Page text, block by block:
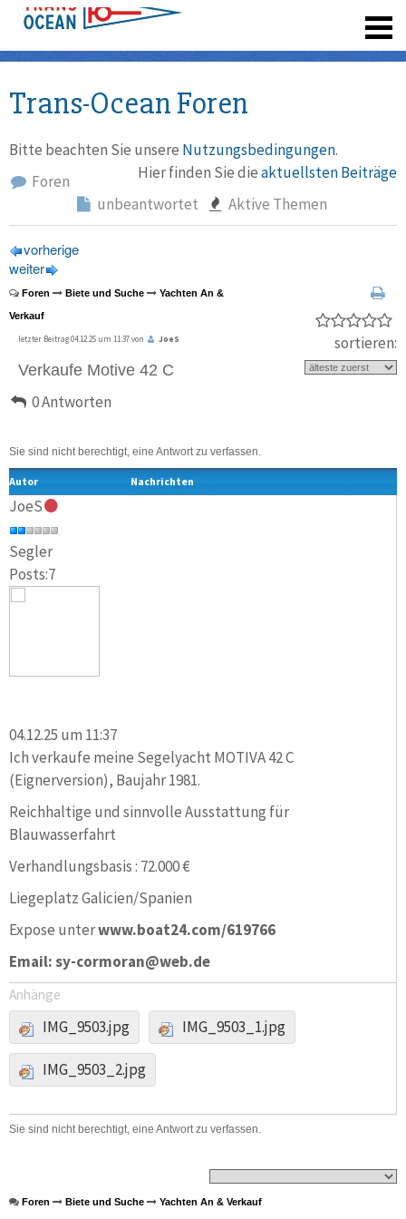
Trans-Ocean Foren
Bitte beachten Sie unsere Nutzungsbedingungen.
Hier finden Sie dieaktuellsten Beiträge
Foren
unbeantwortet
Aktive Themen
vorherige
weiter
Foren Biete und Suche Yachten An &
Verkauf
letzter Beitrag 04.12.25 um 11:37 von JoeS
Verkaufe Motive 42 C
0 Antworten
sortieren:
Sie sind nicht berechtigt, eine Antwort zu verfassen.
Autor Nachrichten
JoeS
Segler
Posts:7
04.12.25 um 11:37
Ich verkaufe meine Segelyacht MOTIVA 42 C
(Eignerversion), Baujahr 1981.
Reichhaltige und sinnvolle Ausstattung für
Blauwasserfahrt
Verhandlungsbasis : 72.000 €
Liegeplatz Galicien/Spanien
Expose unterwww.boat24.com/619766
Email: sy-cormoran@web.de
Anhänge
IMG_9503.jpg IMG_9503_1.jpg
IMG_9503_2.jpg
Sie sind nicht berechtigt, eine Antwort zu verfassen.
Foren Biete und Suche Yachten An & Verkauf